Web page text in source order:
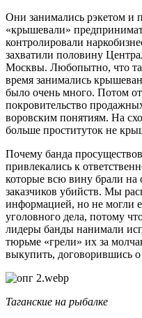
Они занимались рэкетом и
«крышевали»
контролировали
захватили половину
Москвы. Любопытно, что
время занимались
было очень много. Потом
покровительство
воровским понятиям. На
больше проституток не
Почему банда
привлекались к
которые всю вину брали на
заказчиков убийств. Мы
информацией, но не могли
уголовного дела, потому
лидеры банды нанимали
тюрьме «грели» их за
выкупить, договорившись
Таганские на рыбалке